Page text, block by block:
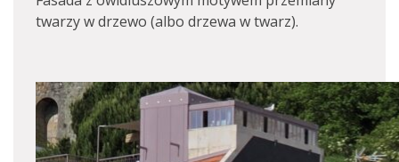
twarzy w drzewo (albo drzewa w twarz).